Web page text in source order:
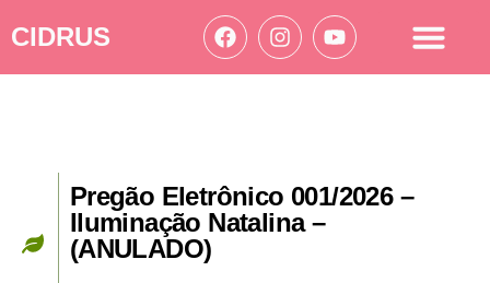
CIDRUS
Pregão Eletrônico 001/2026 –
Iluminação Natalina –
(ANULADO)